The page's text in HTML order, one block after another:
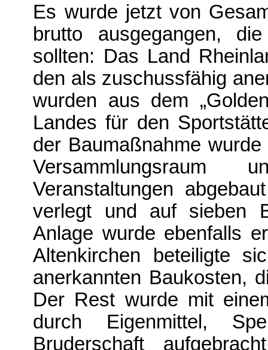
Es wurde jetzt von
brutto ausgegangen,
sollten: Das Land
den als zuschussfähig
wurden aus dem
Landes für den
der Baumaßnahme
Veranstaltungen
verlegt und auf sieben
Anlage wurde ebenfalls
Altenkirchen beteiligte
anerkannten Baukosten,
Der Rest wurde mit
durch Eigenmittel,
Bruderschaft